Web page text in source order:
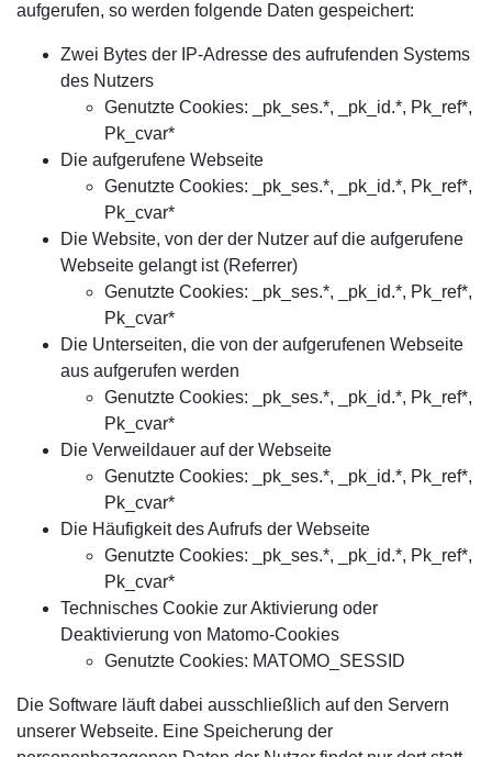
aufgerufen, so werden folgende Daten gespeichert:
Zwei Bytes der IP-Adresse des aufrufenden Systems
des Nutzers
Genutzte Cookies: _pk_ses.*, _pk_id.*, Pk_ref*,
Pk_cvar*
Die aufgerufene Webseite
Genutzte Cookies: _pk_ses.*, _pk_id.*, Pk_ref*,
Pk_cvar*
Die Website, von der der Nutzer auf die aufgerufene
Webseite gelangt ist (Referrer)
Genutzte Cookies: _pk_ses.*, _pk_id.*, Pk_ref*,
Pk_cvar*
Die Unterseiten, die von der aufgerufenen Webseite
aus aufgerufen werden
Genutzte Cookies: _pk_ses.*, _pk_id.*, Pk_ref*,
Pk_cvar*
Die Verweildauer auf der Webseite
Genutzte Cookies: _pk_ses.*, _pk_id.*, Pk_ref*,
Pk_cvar*
Die Häufigkeit des Aufrufs der Webseite
Genutzte Cookies: _pk_ses.*, _pk_id.*, Pk_ref*,
Pk_cvar*
Technisches Cookie zur Aktivierung oder
Deaktivierung von Matomo-Cookies
Genutzte Cookies: MATOMO_SESSID
Die Software läuft dabei ausschließlich auf den Servern
unserer Webseite. Eine Speicherung der